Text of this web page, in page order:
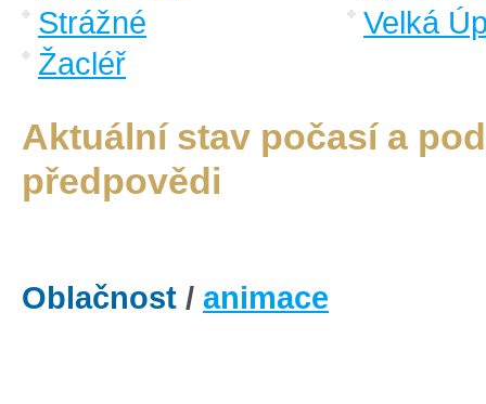
Strážné
Velká
Žacléř
Aktuální stav počasí a
předpovědi
Oblačnost / animace